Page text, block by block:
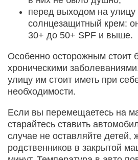
перед выходом на улицу
солнцезащитный крем:
30+ до 50+ SPF и выше.
Особенно осторожным стоит
хроническими
улицу им стоит иметь при
необходимости.
Если вы перемещаетесь на
старайтесь ставить
случае не оставляйте детей,
родственников в закрытой